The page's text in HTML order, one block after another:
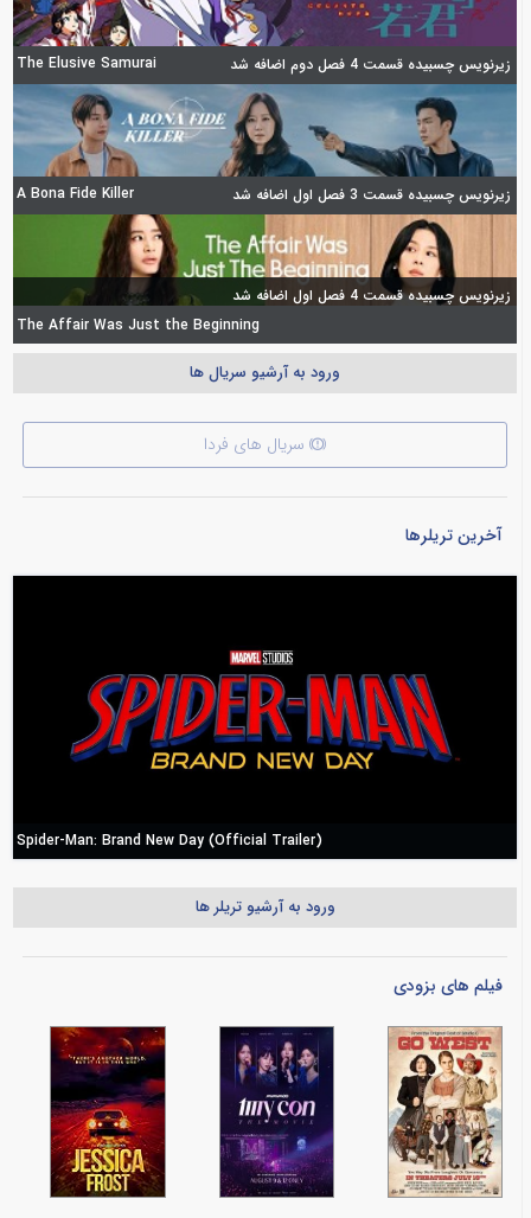
زیرنویس چسبیده قسمت 4 فصل دوم اضافه شد The Elusive Samurai
زیرنویس چسبیده قسمت 3 فصل اول اضافه شد A Bona Fide Killer
زیرنویس چسبیده قسمت 4 فصل اول اضافه شد
The Affair Was Just the Beginning
ورود به آرشیو سریال ها
سریال های فردا
آخرین تریلرها
Spider-Man: Brand New Day (Official Trailer)
ورود به آرشیو تریلر ها
فیلم های بزودی